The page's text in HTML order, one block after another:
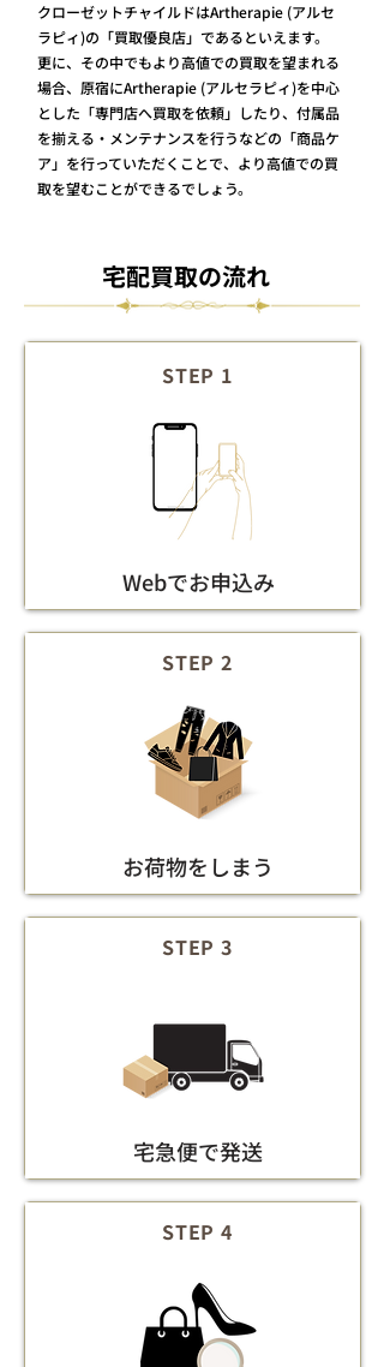
クローゼットチャイルドはArtherapie (アルセ
ラピィ)の「買取優良店」であるといえます。
更に、その中でもより高値での買取を望まれる
場合、原宿にArtherapie (アルセラピィ)を中心
とした「専門店へ買取を依頼」したり、付属品
を揃える・メンテナンスを行うなどの「商品ケ
ア」を行っていただくことで、より高値での買
取を望むことができるでしょう。
​宅配買取の流れ
STEP 1
Webでお申込み
STEP 2
お荷物をしまう
STEP 3
宅急便で発送
STEP 4